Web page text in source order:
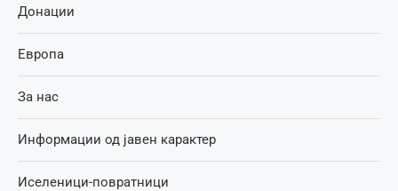
Донации
Европа
За нас
Информации од јавен карактер
Иселеници-повратници